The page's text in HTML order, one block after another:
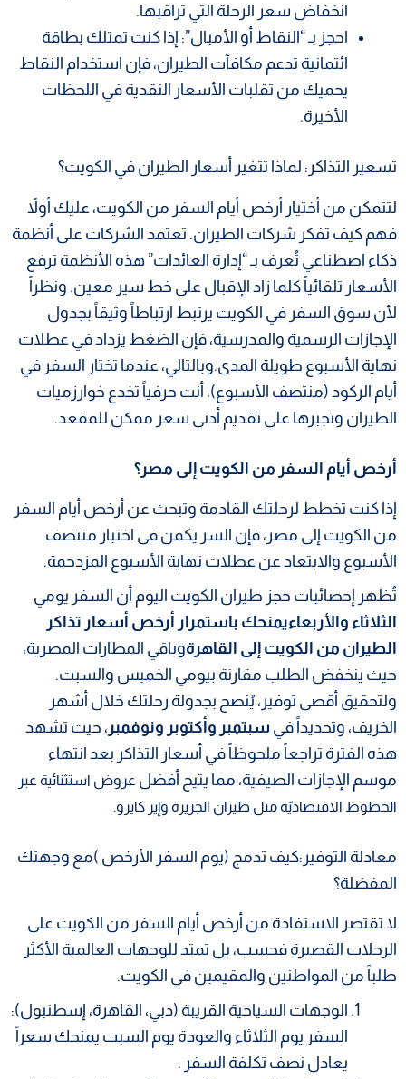
انخفاض سعر الرحلة التي تراقبها.
​احجز بـ “النقاط أو الأميال”: إذا كنت تمتلك بطاقة
ائتمانية تدعم مكافآت الطيران، فإن استخدام النقاط
يحميك من تقلبات الأسعار النقدية في اللحظات
الأخيرة.
​تسعير التذاكر: لماذا تتغير أسعار الطيران في الكويت؟
​لتتمكن من أختيار أرخص أيام السفر من الكويت، عليك أولاً
فهم كيف تفكر شركات الطيران. تعتمد الشركات على أنظمة
ذكاء اصطناعي تُعرف بـ “إدارة العائدات” هذه الأنظمة ترفع
الأسعار تلقائياً كلما زاد الإقبال على خط سير معين. ونظراً
لأن سوق السفر في الكويت يرتبط ارتباطاً وثيقاً بجدول
الإجازات الرسمية والمدرسية، فإن الضغط يزداد في عطلات
نهاية الأسبوع طويلة المدى.وبالتالي، عندما تختار السفر في
أيام الركود (منتصف الأسبوع)، أنت حرفياً تخدع خوارزميات
الطيران وتجبرها على تقديم أدنى سعر ممكن للمقعد.
أرخص أيام السفر من الكويت إلى مصر؟
​إذا كنت تخطط لرحلتك القادمة وتبحث عن أرخص أيام السفر
من الكويت إلى مصر، فإن السر يكمن فى اختيار منتصف
الأسبوع والابتعاد عن عطلات نهاية الأسبوع المزدحمة.
تُظهر إحصائيات حجز طيران الكويت اليوم أن السفر يومي
الثلاثاء والأربعاءيمنحك باستمرار أرخص أسعار تذاكر
الطيران من الكويت إلى القاهرةوباقي المطارات المصرية،
حيث ينخفض الطلب مقارنة بيومي الخميس والسبت.
ولتحقيق أقصى توفير، يُنصح بجدولة رحلتك خلال أشهر
الخريف، وتحديداً في سبتمبر وأكتوبر ونوفمبر ، حيث تشهد
هذه الفترة تراجعاً ملحوظاً في أسعار التذاكر بعد انتهاء
موسم الإجازات الصيفية، مما يتيح أفضل عروض استثنائية عبر
الخطوط الاقتصاديّة مثل طيران الجزيرة وإير كايرو.
معادلة التوفير:كيف تدمج (يوم السفر الأرخص )مع وجهتك
المفضلة؟
​لا تقتصر الاستفادة من أرخص أيام السفر من الكويت على
الرحلات القصيرة فحسب، بل تمتد للوجهات العالمية الأكثر
طلباً من المواطنين والمقيمين في الكويت:
​الوجهات السياحية القريبة (دبي، القاهرة، إسطنبول):
السفر يوم الثلاثاء والعودة يوم السبت يمنحك سعراً
يعادل نصف تكلفة السفر .